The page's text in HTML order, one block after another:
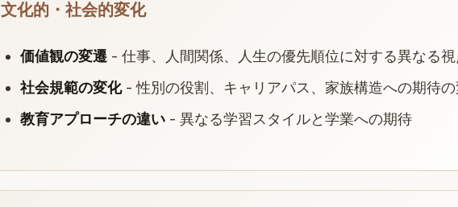
文化的・社会的変化
価値観の変遷 - 仕事、人間関係、人生の優先順位に対する異なる
社会規範の変化- 性別の役割、キャリアパス、家族構造への期待
教育アプローチの違い - 異なる学習スタイルと学業への期待